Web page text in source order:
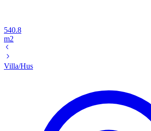
540.8
m2
Villa/Hus